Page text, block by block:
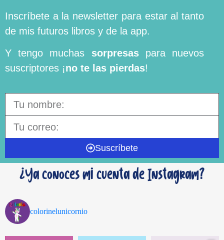
Inscríbete a la newsletter para estar al tanto
de mis futuros libros y de la app.
Y tengo muchas sorpresaspara nuevos
suscriptores ¡no te las pierdas!
Suscríbete
¿Ya conoces mi cuenta de Instagram?
colorinelunicornio